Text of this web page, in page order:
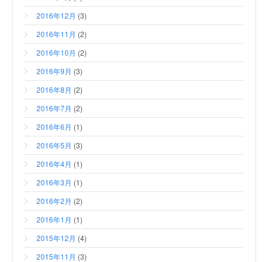
2016年12月 (3)
2016年11月 (2)
2016年10月 (2)
2016年9月 (3)
2016年8月 (2)
2016年7月 (2)
2016年6月 (1)
2016年5月 (3)
2016年4月 (1)
2016年3月 (1)
2016年2月 (2)
2016年1月 (1)
2015年12月 (4)
2015年11月 (3)